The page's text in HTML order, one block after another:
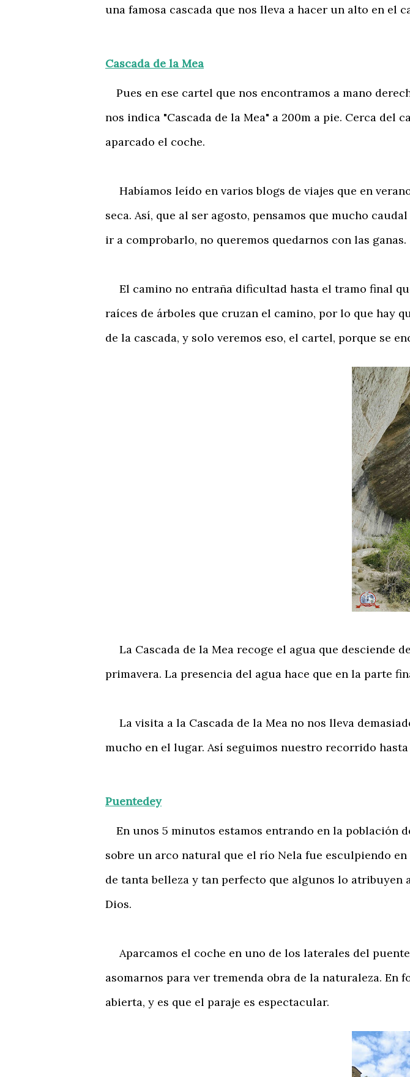
una famosa cascada que nos lleva a hacer un alto en el
Cascada de la Mea
Pues en ese cartel que nos encontramos a mano
nos indica "Cascada de la Mea" a 200m a pie. Cerca del
aparcado el coche.
Habíamos leído en varios blogs de viajes que en
seca. Así, que al ser agosto, pensamos que mucho
ir a comprobarlo, no queremos quedarnos con las ganas.
El camino no entraña dificultad hasta el tramo final
raíces de árboles que cruzan el camino, por lo que hay
de la cascada, y solo veremos eso, el cartel, porque se
La Cascada de la Mea recoge el agua que desciende
primavera. La presencia del agua hace que en la parte
La visita a la Cascada de la Mea no nos lleva
mucho en el lugar. Así seguimos nuestro recorrido
Puentedey
En unos 5 minutos estamos entrando en la población
sobre un arco natural que el río Nela fue esculpiendo
de tanta belleza y tan perfecto que algunos lo atribuyen
Dios.
Aparcamos el coche en uno de los laterales del
asomarnos para ver tremenda obra de la naturaleza.
abierta, y es que el paraje es espectacular.